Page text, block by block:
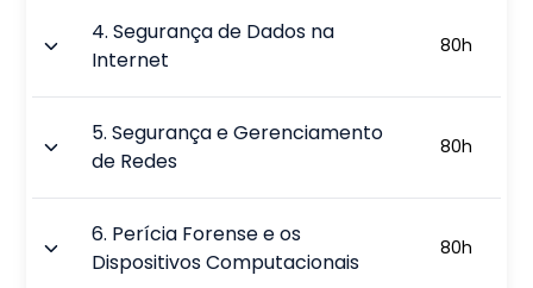
4.Segurança de Dados na
Internet
80h
5.Segurança e Gerenciamento
de Redes
80h
6. Perícia Forense e os
Dispositivos Computacionais
80h